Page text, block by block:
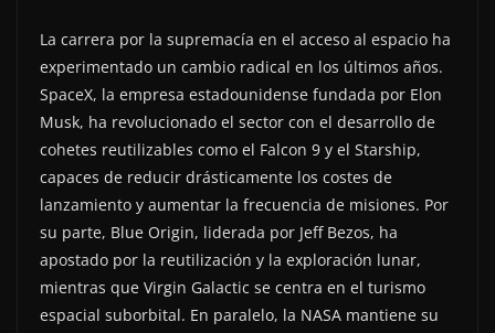
La carrera por la supremacía en el acceso al espacio ha
experimentado un cambio radical en los últimos años.
SpaceX, la empresa estadounidense fundada por Elon
Musk, ha revolucionado el sector con el desarrollo de
cohetes reutilizables como el Falcon 9 y el Starship,
capaces de reducir drásticamente los costes de
lanzamiento y aumentar la frecuencia de misiones. Por
su parte, Blue Origin, liderada por Jeff Bezos, ha
apostado por la reutilización y la exploración lunar,
mientras que Virgin Galactic se centra en el turismo
espacial suborbital. En paralelo, la NASA mantiene su